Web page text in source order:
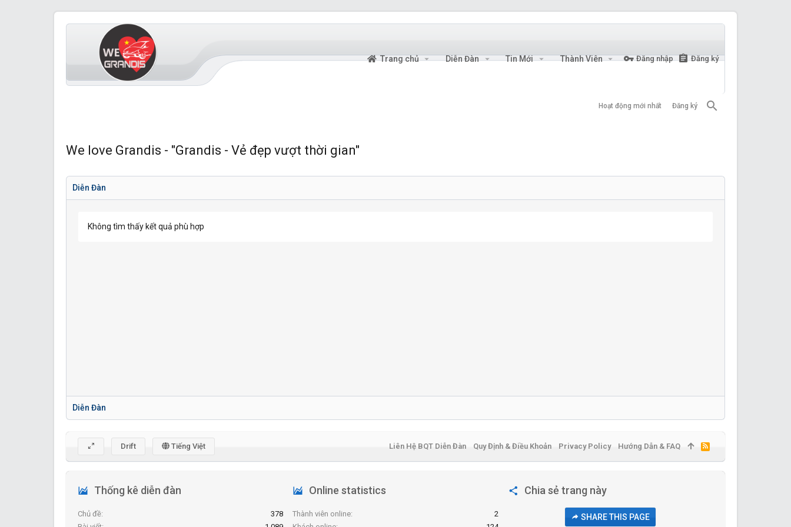
Trang chủ Diễn Đàn Tin Mới Thành Viên Đăng nhập Đăng ký
Hoạt động mới nhất Đăng ký
We love Grandis - "Grandis - Vẻ đẹp vượt thời gian"
Diễn Đàn
Không tìm thấy kết quả phù hợp
Diễn Đàn
Thống kê diễn đàn
Chủ đề
378
Online statistics
Thành viên online
2
Chia sẻ trang này
SHARE THIS PAGE
Drift Tiếng Việt Liên Hệ BQT Diễn Đàn Quy Định & Điều Khoản Privacy Policy Hướng Dẫn & FAQ
R
S
S